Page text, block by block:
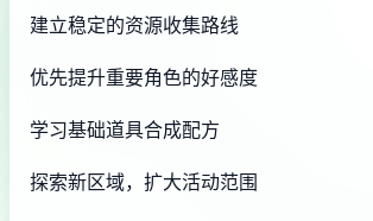
建立稳定的资源收集路线
优先提升重要角色的好感度
学习基础道具合成配方
探索新区域，扩大活动范围